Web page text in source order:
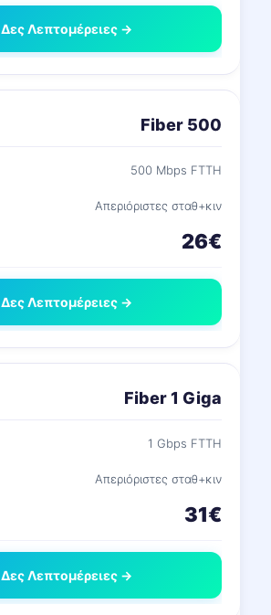
Δες Λεπτομέρειες →
Fiber 500
500 Mbps FTTH
Απεριόριστες σταθ+κιν
26€
Δες Λεπτομέρειες →
Fiber 1 Giga
1 Gbps FTTH
Απεριόριστες σταθ+κιν
31€
Δες Λεπτομέρειες →